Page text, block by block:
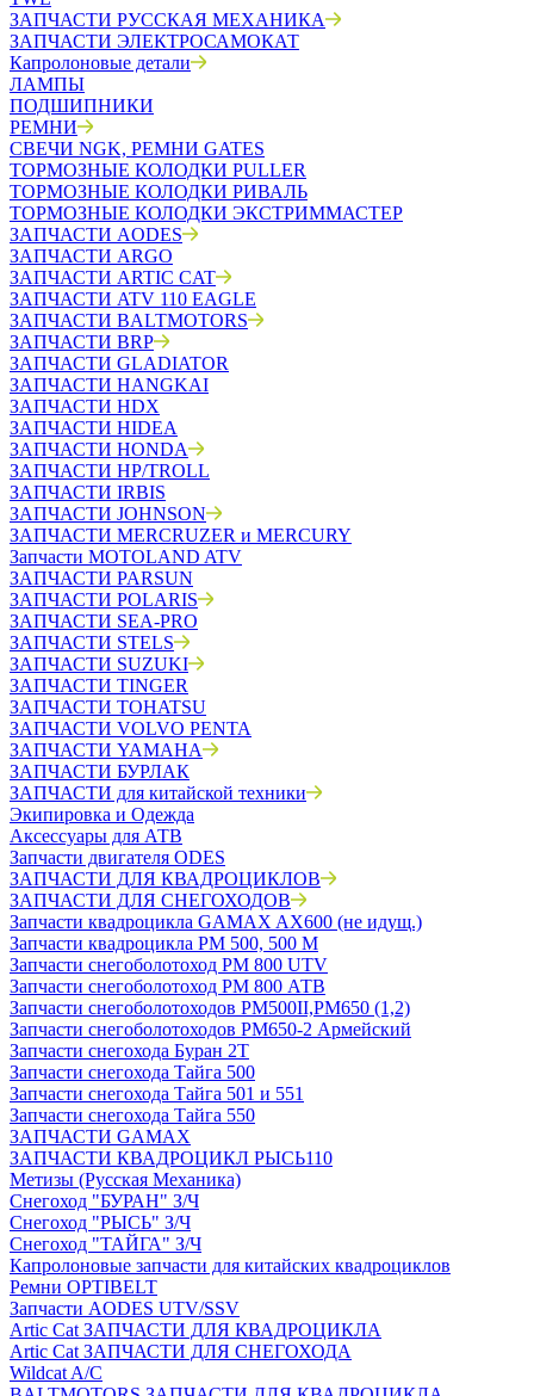
ЗАПЧАСТИ РУССКАЯ МЕХАНИКА
ЗАПЧАСТИ ЭЛЕКТРОСАМОКАТ
Капролоновые детали
ЛАМПЫ
ПОДШИПНИКИ
РЕМНИ
СВЕЧИ NGK, РЕМНИ GATES
ТОРМОЗНЫЕ КОЛОДКИ PULLER
ТОРМОЗНЫЕ КОЛОДКИ РИВАЛЬ
ТОРМОЗНЫЕ КОЛОДКИ ЭКСТРИММАСТЕР
ЗАПЧАСТИ AODES
ЗАПЧАСТИ ARGO
ЗАПЧАСТИ ARTIC CAT
ЗАПЧАСТИ ATV 110 EAGLE
ЗАПЧАСТИ BALTMOTORS
ЗАПЧАСТИ BRP
ЗАПЧАСТИ GLADIATOR
ЗАПЧАСТИ HANGKAI
ЗАПЧАСТИ HDX
ЗАПЧАСТИ HIDEA
ЗАПЧАСТИ HONDA
ЗАПЧАСТИ HP/TROLL
ЗАПЧАСТИ IRBIS
ЗАПЧАСТИ JOHNSON
ЗАПЧАСТИ MERCRUZER и MERCURY
Запчасти MOTOLAND ATV
ЗАПЧАСТИ PARSUN
ЗАПЧАСТИ POLARIS
ЗАПЧАСТИ SEA-PRO
ЗАПЧАСТИ STELS
ЗАПЧАСТИ SUZUKI
ЗАПЧАСТИ TINGER
ЗАПЧАСТИ TOHATSU
ЗАПЧАСТИ VOLVO PENTA
ЗАПЧАСТИ YAMAHA
ЗАПЧАСТИ БУРЛАК
ЗАПЧАСТИ для китайской техники
Экипировка и Одежда
Аксессуары для АТВ
Запчасти двигателя ODES
ЗАПЧАСТИ ДЛЯ КВАДРОЦИКЛОВ
ЗАПЧАСТИ ДЛЯ СНЕГОХОДОВ
Запчасти квадроцикла GAMAX AX600 (не идущ.)
Запчасти квадроцикла РМ 500, 500 М
Запчасти снегоболотоход РМ 800 UTV
Запчасти снегоболотоход РМ 800 АТВ
Запчасти снегоболотоходов РМ500II,РМ650 (1,2)
Запчасти снегоболотоходов РМ650-2 Армейский
Запчасти снегохода Буран 2Т
Запчасти снегохода Тайга 500
Запчасти снегохода Тайга 501 и 551
Запчасти снегохода Тайга 550
ЗАПЧАСТИ GAMAX
ЗАПЧАСТИ КВАДРОЦИКЛ РЫСЬ110
Метизы (Русская Механика)
Снегоход "БУРАН" З/Ч
Снегоход "РЫСЬ" З/Ч
Снегоход "ТАЙГА" З/Ч
Капролоновые запчасти для китайских квадроциклов
Ремни OPTIBELT
Запчасти AODES UTV/SSV
Artic Cat ЗАПЧАСТИ ДЛЯ КВАДРОЦИКЛА
Artic Cat ЗАПЧАСТИ ДЛЯ СНЕГОХОДА
Wildcat A/C